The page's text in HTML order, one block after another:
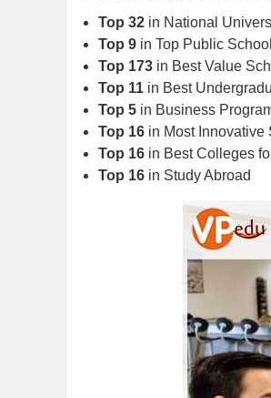
Top 32 in National
Top 9 in Top Public School
Top 173 in Best Value
Top 11 in Best
Top 5 in Business
Top 16 in Most Innovative
Top 16 in Best Colleges
Top 16 in Study Abroad